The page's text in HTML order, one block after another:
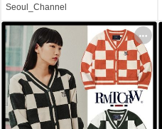
Seoul_Channel